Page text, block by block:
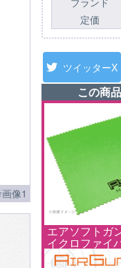
定価
ツイッターX
この商
エアソフトガ
イクロファイ
像1